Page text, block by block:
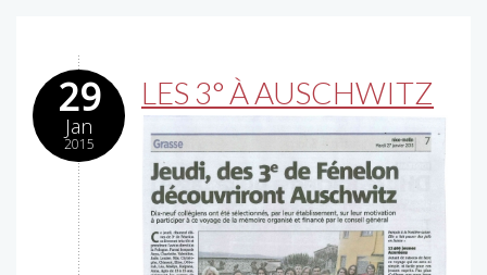
29
Jan
2015
LES 3° À AUSCHWITZ